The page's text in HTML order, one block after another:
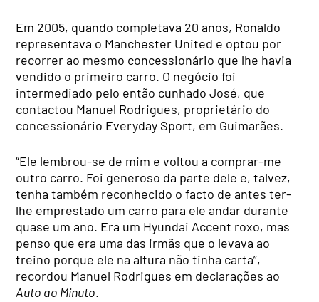
Em 2005, quando completava 20 anos, Ronaldo
representava o Manchester United e optou por
recorrer ao mesmo concessionário que lhe havia
vendido o primeiro carro. O negócio foi
intermediado pelo então cunhado José, que
contactou Manuel Rodrigues, proprietário do
concessionário Everyday Sport, em Guimarães.
“Ele lembrou-se de mim e voltou a comprar-me
outro carro. Foi generoso da parte dele e, talvez,
tenha também reconhecido o facto de antes ter-
lhe emprestado um carro para ele andar durante
quase um ano. Era um Hyundai Accent roxo, mas
penso que era uma das irmãs que o levava ao
treino porque ele na altura não tinha carta”,
recordou Manuel Rodrigues em declarações ao
Auto ao Minuto.